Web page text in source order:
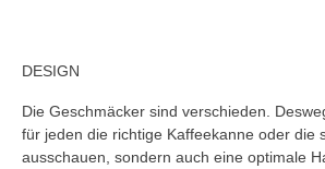
DESIGN
Die Geschmäcker sind verschieden.
für jeden die richtige Kaffeekanne oder die
ausschauen, sondern auch eine optimale